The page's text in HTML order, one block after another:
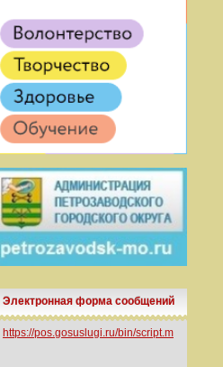
Электронная форма сообщений
https://pos.gosuslugi.ru/bin/script.min.js